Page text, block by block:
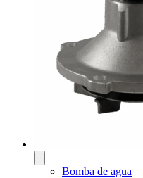
Bomba de agua